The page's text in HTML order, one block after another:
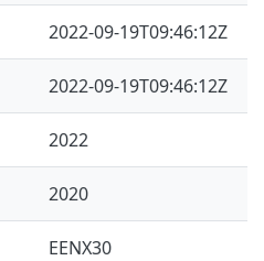
2022-09-19T09:46:12Z
2022-09-19T09:46:12Z
2022
2020
EENX30